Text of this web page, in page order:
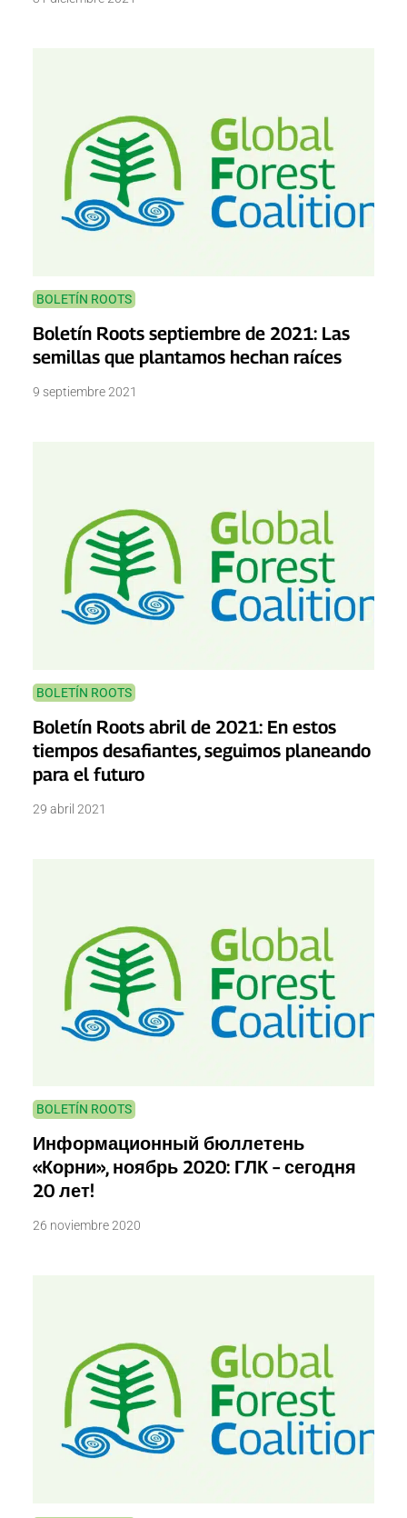
BOLETÍN ROOTS
Boletín Roots septiembre de 2021: Las
semillas que plantamos hechan raíces
9 septiembre 2021
BOLETÍN ROOTS
Boletín Roots abril de 2021: En estos
tiempos desafiantes, seguimos planeando
para el futuro
29 abril 2021
BOLETÍN ROOTS
Информационный бюллетень
«Корни», ноябрь 2020: ГЛК – сегодня
20 лет!
26 noviembre 2020